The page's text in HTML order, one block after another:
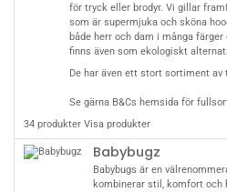
för tryck eller brodyr. Vi gillar
som är supermjuka och sköna
både herr och dam i många
finns även som ekologiskt
De har även ett stort sortiment
Se gärna B&Cs hemsida för
34 produkter Visa produkter
Babybugz
Babybugs är en
kombinerar stil, komfort och